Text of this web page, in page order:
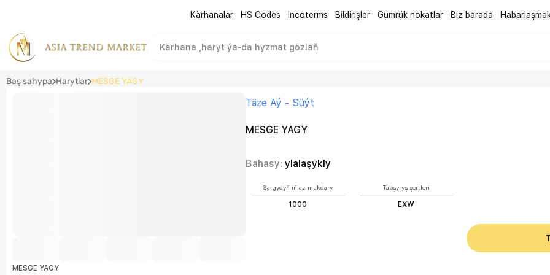
Kärhanalar HS Codes Incoterms Bildirişler Gümrük nokatlar Biz barada
Baş sahypa Harytlar MESGE YAGY
Täze Aý - Süýt
MESGE YAGY
Bahasy: ylalaşykly
Sargydyň iň az mukdary
1000
Tabşyryş şertleri
EXW
MESGE YAGY